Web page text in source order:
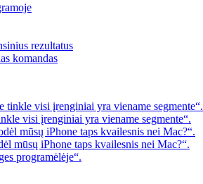
rezultatus
komandas
tinkle visi įrenginiai yra viename segmente“.
visi įrenginiai yra viename segmente“.
mūsų iPhone taps kvailesnis nei Mac?“.
mūsų iPhone taps kvailesnis nei Mac?“.
programėlėje“.